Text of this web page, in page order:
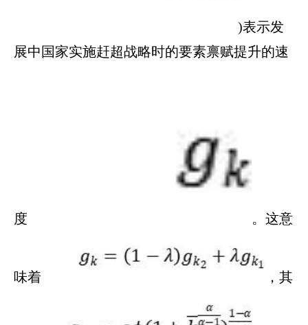
)表示发
展中国家实施赶超战略时的要素禀赋提升的速
度 。这意
味着 ，其